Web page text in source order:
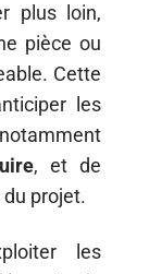
plus loin,
pièce ou
Cette
les
, et de
du projet.
les